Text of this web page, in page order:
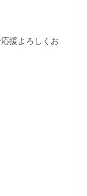
援よろしくお